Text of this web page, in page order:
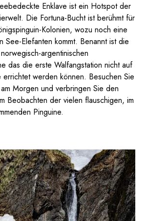
Enklave ist ein Hotspot der
Die Fortuna-Bucht ist berühmt für
Kolonien, wozu noch eine
See-Elefanten kommt. Benannt ist die
argentinischen
das die erste Walfangstation nicht auf
werden können. Besuchen Sie
Morgen und verbringen Sie den
Beobachten der vielen flauschigen, im
Pinguine.